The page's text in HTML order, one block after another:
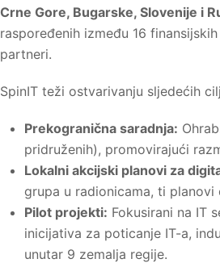
Crne Gore, Bugarske, Slovenije i
raspoređenih između 16
partneri.
SpinIT teži ostvarivanju sljedećih
Prekogranična saradnja:
pridruženih), promovirajući
Lokalni akcijski planovi za
grupa u radionicama, ti
Pilot projekti: Fokusirani na IT
inicijativa za poticanje IT-a,
unutar 9 zemalja regije.